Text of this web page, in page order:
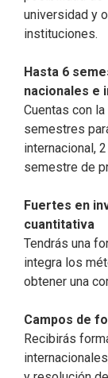
universidad y
instituciones.
Hasta 6
nacionales e
Cuentas con
semestres
internacional,
semestre de
Fuertes en
cuantitativa
Tendrás una
integra los
obtener una
Campos de
Recibirás